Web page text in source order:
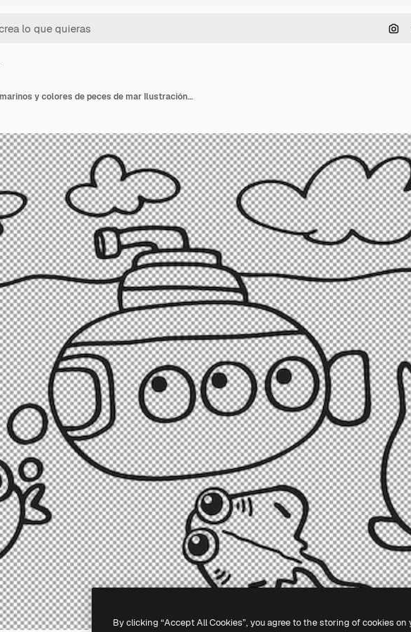
Adorable dibujos animados submarinos y colores de peces de mar Ilustración para niños
By clicking “Accept All Cookies”, you agree to the storing of cookies